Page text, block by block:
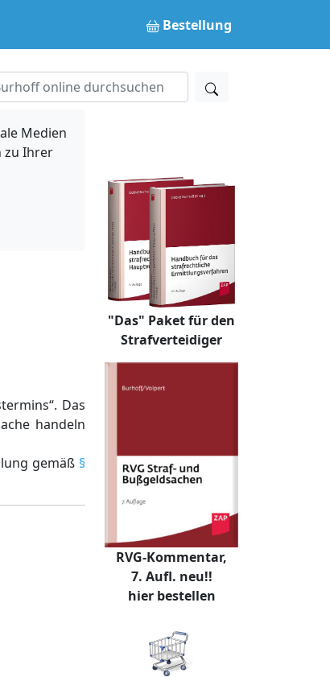
Bestellung
Medien
zu Ihrer
Das
handeln
gemäß §
"Das" Paket für den
Strafverteidiger
RVG-Kommentar,
7. Aufl. neu!!
hier bestellen